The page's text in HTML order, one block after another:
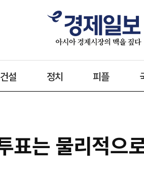
건설 정치 피플
표는 물리적